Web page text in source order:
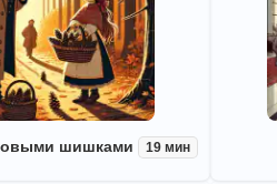
шишками 19 мин